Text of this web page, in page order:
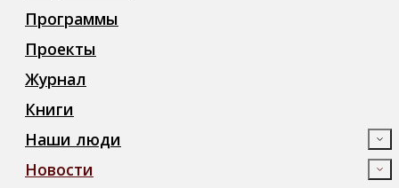
Программы
Проекты
Журнал
Книги
Наши люди
Новости